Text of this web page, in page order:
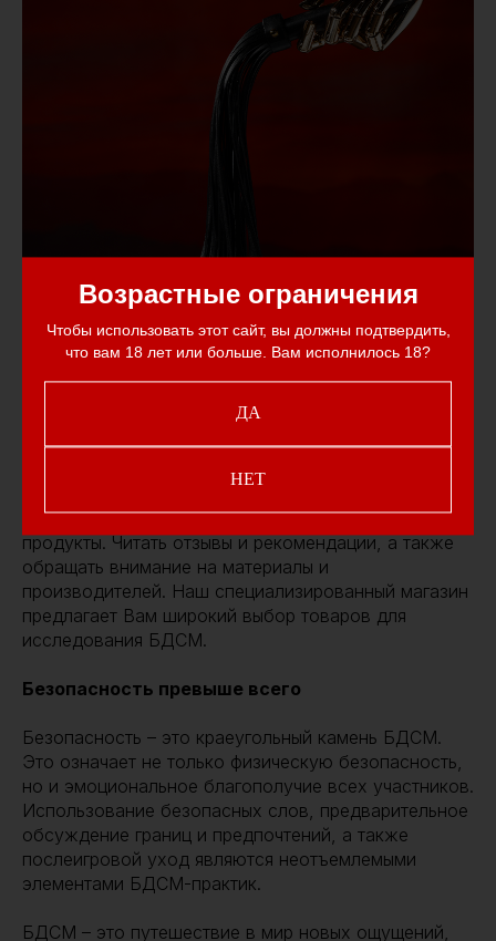
Возрастные ограничения
Чтобы использовать этот сайт, вы должны подтвердить,
что вам 18 лет или больше. Вам исполнилось 18?
ДА
НЕТ
Где искать:Для БДСМ купитьаксессуары
БДСМ, важно выбирать качественные и безопасные
продукты. Читать отзывы и рекомендации, а также
обращать внимание на материалы и
производителей. Наш специализированный магазин
предлагает Вам широкий выбор товаров для
исследования БДСМ.
Безопасность превыше всего
Безопасность – это краеугольный камень БДСМ.
Это означает не только физическую безопасность,
но и эмоциональное благополучие всех участников.
Использование безопасных слов, предварительное
обсуждение границ и предпочтений, а также
послеигровой уход являются неотъемлемыми
элементами БДСМ-практик.
БДСМ – это путешествие в мир новых ощущений,